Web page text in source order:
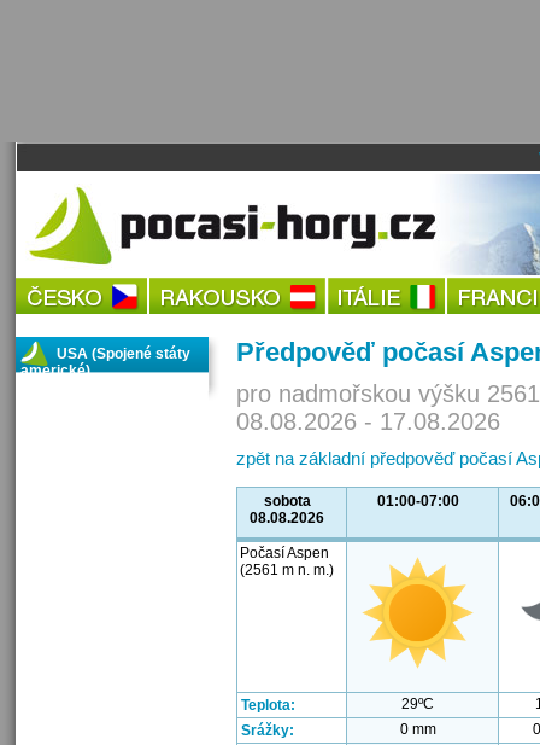
Předpověď počasí
pro nadmořskou výšku
08.08.2026 - 17.08.2026
zpět na základní předpověď počasí
sobota
08.08.2026
01:00-07:00
Počasí Aspen
(2561 m n. m.)
Teplota: 29ºC
Srážky:
0 mm
USA (Spojené státy
americké)